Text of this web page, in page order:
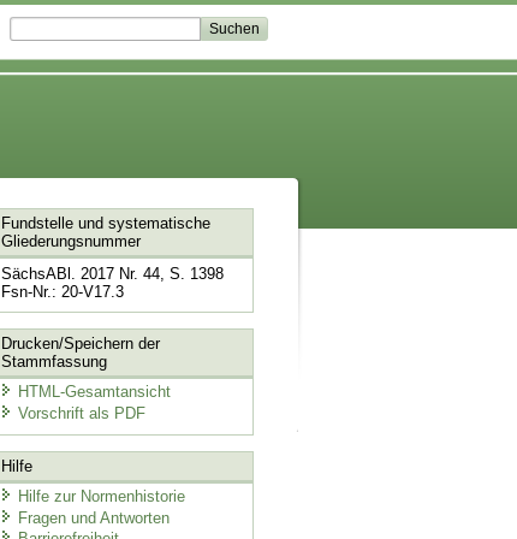
Fundstelle und systematische
Gliederungsnummer
SächsABl. 2017 Nr. 44, S. 1398
Fsn-Nr.: 20-V17.3
Drucken/Speichern der
Stammfassung
HTML-Gesamtansicht
Vorschrift als PDF
Hilfe
Hilfe zur Normenhistorie
Fragen und Antworten